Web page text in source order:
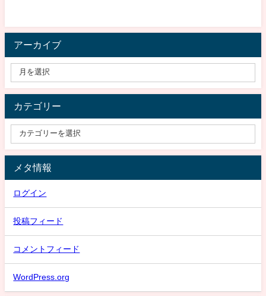
アーカイブ
カテゴリー
メタ情報
ログイン
投稿フィード
コメントフィード
WordPress.org